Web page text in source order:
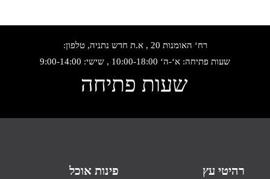
רח‘ האומנות 20 , א.ת חדש נתניה, טלפון:
שעות פתיחה: א‘-ה‘ 10:00-18:00 , שישי: 9:00-14:00
שעות פתיחה
רהיטי עץ פינות אוכל